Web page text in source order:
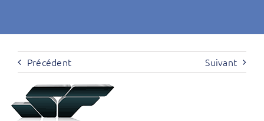
Précédent Suivant